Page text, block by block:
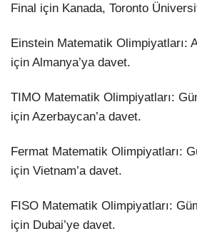
Final için Kanada, Toronto
Einstein Matematik Olimpiyatları:
için Almanya’ya davet.
TIMO Matematik Olimpiyatları:
için Azerbaycan’a davet.
Fermat Matematik Olimpiyatları:
için Vietnam’a davet.
FISO Matematik Olimpiyatları:
için Dubai’ye davet.